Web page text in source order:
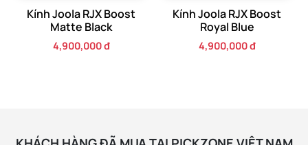
Kính Joola RJX Boost
Matte Black
4,900,000 đ
Kính Joola RJX Boost
Royal Blue
4,900,000 đ